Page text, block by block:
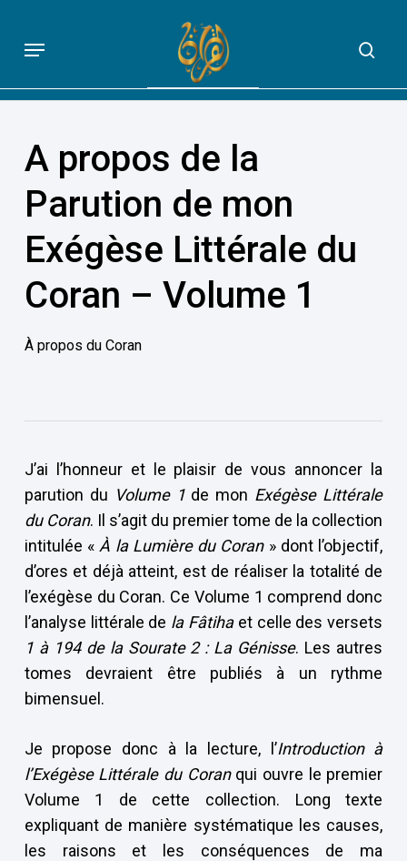
main
content
QUE DIT VRAIMENT LE CORAN
Menu
A propos de la
Parution de mon
Exégèse Littérale du
Coran – Volume 1
À propos du Coran
J’ai l’honneur et le plaisir de vous annoncer la
parution du Volume 1de mon Exégèse Littérale
du Coran. Il s’agit du premier tome de la collection
intitulée « À la Lumière du Coran» dont l’objectif,
d’ores et déjà atteint, est de réaliser la totalité de
l’exégèse du Coran. Ce Volume 1 comprend donc
l’analyse littérale de la Fâtihaet celle des versets
1 à 194 de la Sourate 2 : La Génisse. Les autres
tomes devraient être publiés à un rythme
bimensuel.
Je propose donc à la lecture, l’Introduction à
l’Exégèse Littérale du Coranqui ouvre le premier
Volume 1 de cette collection. Long texte
expliquant de manière systématique les causes,
les raisons et les conséquences de ma